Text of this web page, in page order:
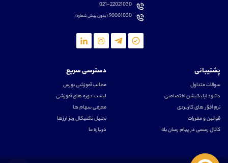
021-22021030
90001030(بدون پیش شماره)
پشتیبانی
سوالات متداول
دانلود اپلیکیشن اختصاصی
نرم افزار های کاربردی
قوانین و مقررات
کانال رسمی در پیام رسان بله
دسترسی سریع
مطالب آموزشی بورس
لیست دوره های آموزشی
معرفی سهام ها
تحلیل تکنیکال رمز ارزها
درباره ما